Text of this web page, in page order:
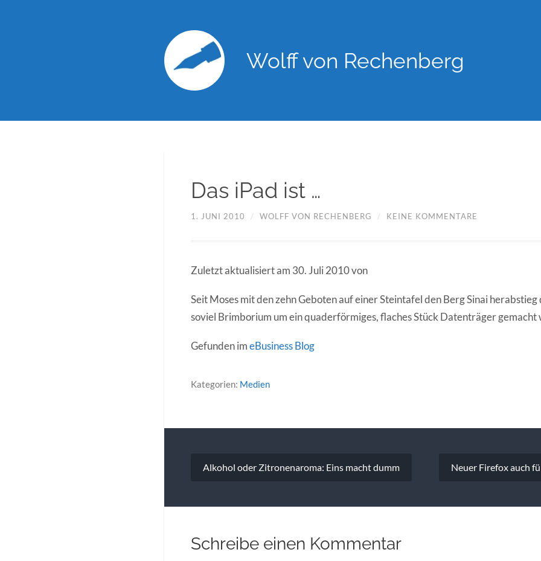
Wolff von Rechenberg
Das iPad ist …
1. JUNI 2010 / WOLFF VON RECHENBERG / KEINE KOMMENTARE
Zuletzt aktualisiert am 30. Juli 2010 von
Seit Moses mit den zehn Geboten auf einer Steintafel den Berg Sinai
soviel Brimborium um ein quaderförmiges, flaches Stück Datenträger gemacht
Gefunden imeBusiness Blog
Kategorien: Medien
Alkohol oder Zitronenaroma: Eins macht dumm Neuer Firefox auch
Schreibe einen Kommentar